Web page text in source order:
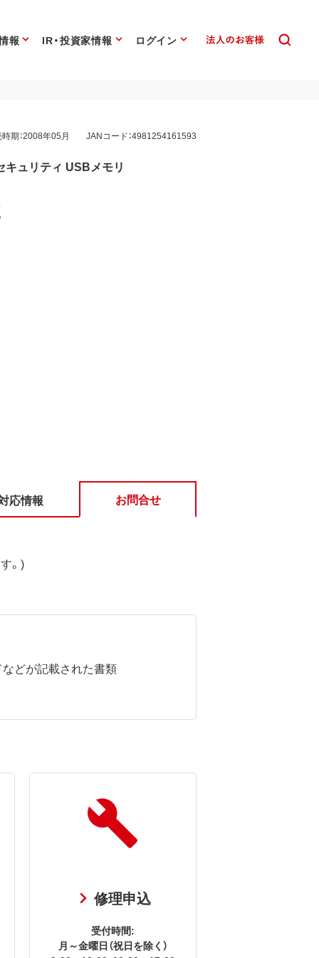
報 IR・投資家情報 ログイン
期：2008年05月 JANコード：4981254161593
ュリティ USBメモリ
応情報 お問合せ
。)
どが記載された書類
修理申込
受付時間:
月～金曜日（祝日を除く）